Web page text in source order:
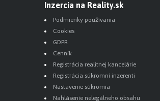
Inzercia na Reality.sk
Podmienky používania
Cookies
GDPR
Cenník
Registrácia realitnej kancelárie
Registrácia súkromní inzerenti
Nastavenie súkromia
Nahlásenie nelegálneho obsahu